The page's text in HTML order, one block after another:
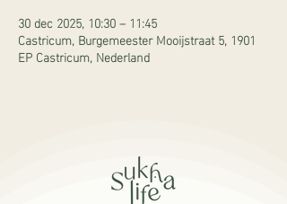
30 dec 2025, 10:30 – 11:45
Castricum, Burgemeester Mooijstraat 5, 1901
EP Castricum, Nederland